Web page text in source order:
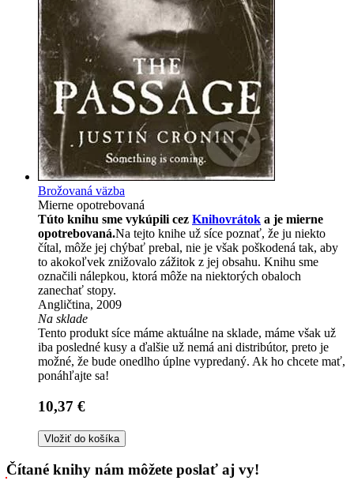
Brožovaná väzba
Mierne opotrebovaná
Túto knihu sme vykúpili cez Knihovrátok a je mierne
opotrebovaná.Na tejto knihe už síce poznať, že ju niekto
čítal, môže jej chýbať prebal, nie je však poškodená tak, aby
to akokoľvek znižovalo zážitok z jej obsahu. Knihu sme
označili nálepkou, ktorá môže na niektorých obaloch
zanechať stopy.
Angličtina, 2009
Na sklade
Tento produkt síce máme aktuálne na sklade, máme však už
iba posledné kusy a ďalšie už nemá ani distribútor, preto je
možné, že bude onedlho úplne vypredaný. Ak ho chcete mať,
ponáhľajte sa!
10,37 €
Vložiť do košíka
Čítané knihy nám môžete poslať aj vy!